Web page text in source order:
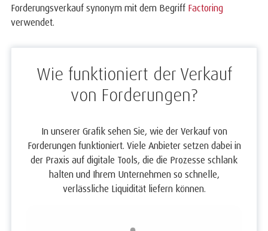
Forderungsverkauf synonym mit dem Begriff Factoring
verwendet.
Wie funktioniert der Verkauf
von Forderungen?
In unserer Grafik sehen Sie, wie der Verkauf von
Forderungen funktioniert. Viele Anbieter setzen dabei in
der Praxis auf digitale Tools, die die Prozesse schlank
halten und Ihrem Unternehmen so schnelle,
verlässliche Liquidität liefern können.